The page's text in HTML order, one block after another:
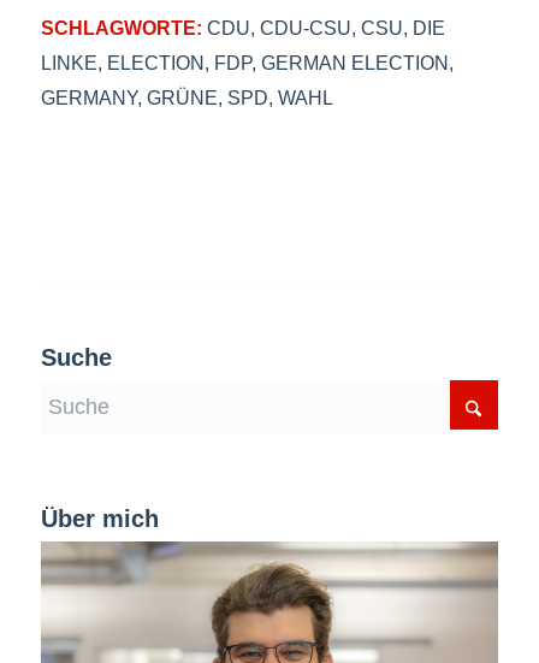
SCHLAGWORTE: CDU, CDU-CSU, CSU, DIE
LINKE, ELECTION, FDP, GERMAN ELECTION,
GERMANY, GRÜNE, SPD, WAHL
Suche
Über mich